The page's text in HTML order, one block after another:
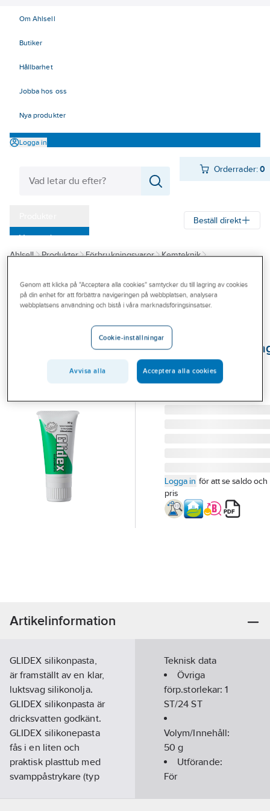
Om Ahlsell
Butiker
Hållbarhet
Jobba hos oss
Nya produkter
Logga in
Orderrader:0
Varumärken
Kampanjer
Outlet
Branscher
Beställ direkt
Ahlsell Produkter Förbrukningsvaror
Kemteknik
UNIPAK
Silikonglidmedel
för
SILIKONPASTA GLIDEX
UNIPAK 50 GRAM
Logga in för att se saldo och
pris
Artikelinformation
GLIDEX silikonpasta,
är framställt av en klar,
luktsvag silikonolja.
GLIDEX silikonpasta är
dricksvatten godkänt.
GLIDEX silikonepasta
fås i en liten och
praktisk plasttub med
svamppåstrykare (typ
Teknisk data
Övriga
förp.storlekar:1
ST/24 ST
Volym/Innehåll:
50 g
Utförande:
För
Genom att klicka på "Acceptera alla cookies" samtycker du till lagring av cookies
på din enhet för att förbättra navigeringen på webbplatsen, analysera
webbplatsens användning och bistå i våra marknadsföringsinsatser.
Cookie-inställningar
Avvisa alla Acceptera alla cookies